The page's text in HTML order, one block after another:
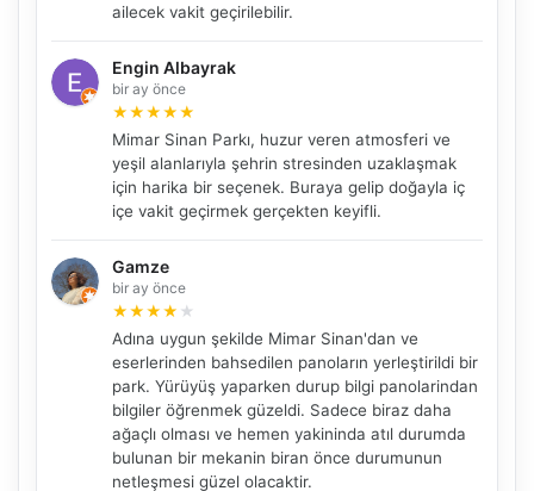
ailecek vakit geçirilebilir.
Engin Albayrak
bir ay önce
★★★★★
Mimar Sinan Parkı, huzur veren atmosferi ve
yeşil alanlarıyla şehrin stresinden uzaklaşmak
için harika bir seçenek. Buraya gelip doğayla iç
içe vakit geçirmek gerçekten keyifli.
Gamze
bir ay önce
★★★★ ★
Adına uygun şekilde Mimar Sinan'dan ve
eserlerinden bahsedilen panoların yerleştirildi bir
park. Yürüyüş yaparken durup bilgi panolarindan
bilgiler öğrenmek güzeldi. Sadece biraz daha
ağaçlı olması ve hemen yakininda atıl durumda
bulunan bir mekanin biran önce durumunun
netleşmesi güzel olacaktir.
NBY Akıllı Asistan
AI kullanmadan, sitedeki gerçek yerlerle akıllı rota